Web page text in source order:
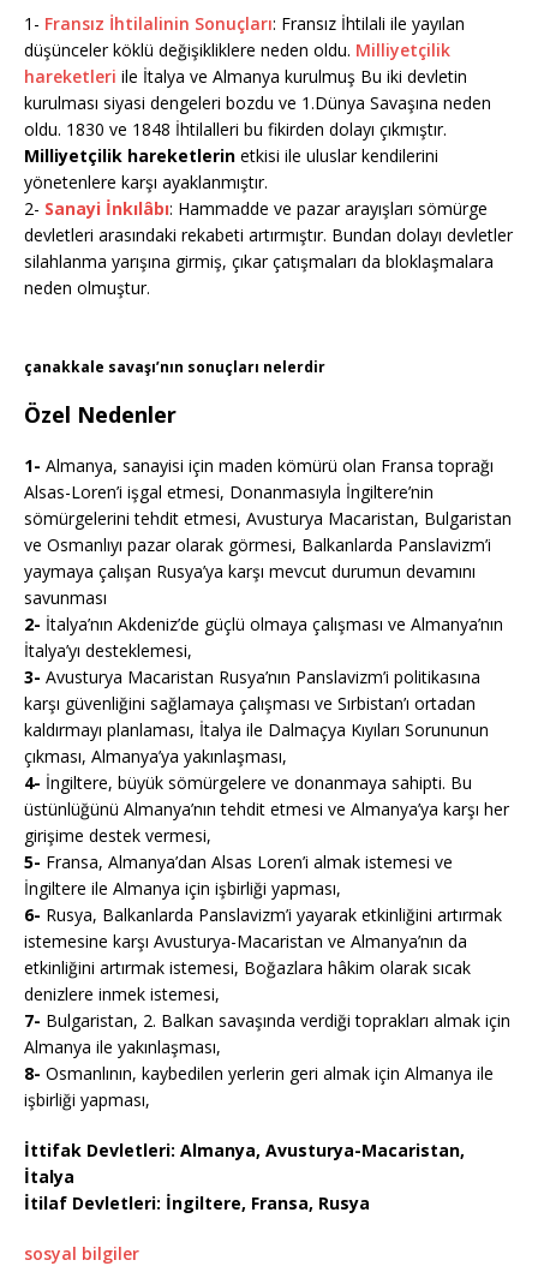
1- Fransız İhtilalinin Sonuçları: Fransız İhtilali ile yayılan
düşünceler köklü değişikliklere neden oldu. Milliyetçilik
hareketleri ile İtalya ve Almanya kurulmuş Bu iki devletin
kurulması siyasi dengeleri bozdu ve 1.Dünya Savaşına neden
oldu. 1830 ve 1848 İhtilalleri bu fikirden dolayı çıkmıştır.
Milliyetçilik hareketlerin etkisi ile uluslar kendilerini
yönetenlere karşı ayaklanmıştır.
2- Sanayi İnkılâbı: Hammadde ve pazar arayışları sömürge
devletleri arasındaki rekabeti artırmıştır. Bundan dolayı devletler
silahlanma yarışına girmiş, çıkar çatışmaları da bloklaşmalara
neden olmuştur.
çanakkale savaşı’nın sonuçları nelerdir
Özel Nedenler
1- Almanya, sanayisi için maden kömürü olan Fransa toprağı
Alsas-Loren’i işgal etmesi, Donanmasıyla İngiltere’nin
sömürgelerini tehdit etmesi, Avusturya Macaristan, Bulgaristan
ve Osmanlıyı pazar olarak görmesi, Balkanlarda Panslavizm’i
yaymaya çalışan Rusya’ya karşı mevcut durumun devamını
savunması
2- İtalya’nın Akdeniz’de güçlü olmaya çalışması ve Almanya’nın
İtalya’yı desteklemesi,
3- Avusturya Macaristan Rusya’nın Panslavizm’i politikasına
karşı güvenliğini sağlamaya çalışması ve Sırbistan’ı ortadan
kaldırmayı planlaması, İtalya ile Dalmaçya Kıyıları Sorununun
çıkması, Almanya’ya yakınlaşması,
4- İngiltere, büyük sömürgelere ve donanmaya sahipti. Bu
üstünlüğünü Almanya’nın tehdit etmesi ve Almanya’ya karşı her
girişime destek vermesi,
5- Fransa, Almanya’dan Alsas Loren’i almak istemesi ve
İngiltere ile Almanya için işbirliği yapması,
6- Rusya, Balkanlarda Panslavizm’i yayarak etkinliğini artırmak
istemesine karşı Avusturya-Macaristan ve Almanya’nın da
etkinliğini artırmak istemesi, Boğazlara hâkim olarak sıcak
denizlere inmek istemesi,
7- Bulgaristan, 2. Balkan savaşında verdiği toprakları almak için
Almanya ile yakınlaşması,
8- Osmanlının, kaybedilen yerlerin geri almak için Almanya ile
işbirliği yapması,
İttifak Devletleri: Almanya, Avusturya-Macaristan,
İtalya
İtilaf Devletleri: İngiltere, Fransa, Rusya
sosyal bilgiler